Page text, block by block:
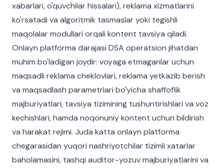
xabarlari, o'quvchilar hissalari), reklama xizmatlarini
ko'rsatadi va algoritmik tasmaslar yoki tegishli
maqolalar modullari orqali kontent tavsiya qiladi.
Onlayn platforma darajasi DSA operatsion jihatdan
muhim bo'ladigan joydir: voyaga etmaganlar uchun
maqsadli reklama cheklovlari, reklama yetkazib berish
va maqsadlash parametrlari bo'yicha shaffoflik
majburiyatlari, tavsiya tizimining tushuntirishlari va voz
kechishlari, hamda noqonuniy kontent uchun bildirish
va harakat rejimi. Juda katta onlayn platforma
chegarasidan yuqori nashriyotchilar tizimli xatarlar
baholamasini, tashqi auditor-yozuv majburiyatlarini va